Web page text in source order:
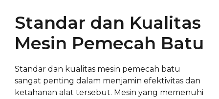
Standar dan Kualitas
Mesin Pemecah Batu
Standar dan kualitas mesin pemecah batu
sangat penting dalam menjamin efektivitas dan
ketahanan alat tersebut. Mesin yang memenuhi